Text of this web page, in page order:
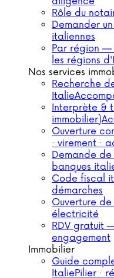
Rôle du
Demander
italiennes
Par région —
les régions
Nos services
Recherche
Italie
Interprète &
immobilier)
Ouverture
· virement ·
Demande
banques
Code fiscal
démarches
Ouverture
électricité
RDV gratuit
engagement
Immobilier
Guide
ItaliePilier ·